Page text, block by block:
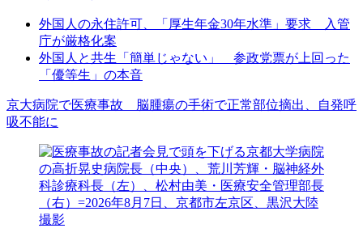
外国人の永住許可、「厚生年金30年水準」要求 入管
庁が厳格化案
外国人と共生「簡単じゃない」 参政党票が上回った
「優等生」の本音
京大病院で医療事故 脳腫瘍の手術で正常部位摘出、自発呼
吸不能に